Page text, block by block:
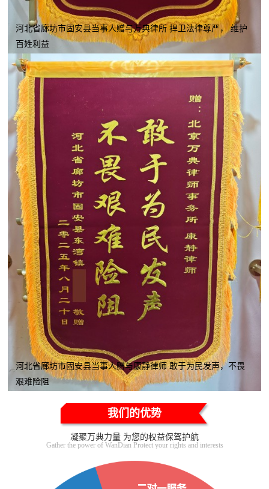
河北省廊坊市固安县当事人赠与万典律所 捍卫法律尊严， 维护
百姓利益
河北省廊坊市固安县当事人赠与康静律师 敢于为民发声，不畏
艰难险阻
我们的优势
凝聚万典力量 为您的权益保驾护航
Gather the power of WanDian Protect your rights and interests